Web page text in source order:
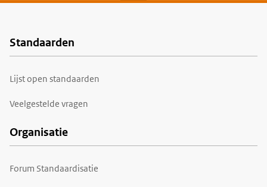
Voet
Standaarden
Lijst open standaarden
Veelgestelde vragen
Organisatie
Forum Standaardisatie